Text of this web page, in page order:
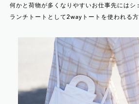
何かと荷物が多くなりやすいお仕事先にはシ
ランチトートとして2wayトートを使われる方